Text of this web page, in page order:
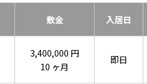
敷金 入居日
3,400,000 円
10 ヶ月
即日